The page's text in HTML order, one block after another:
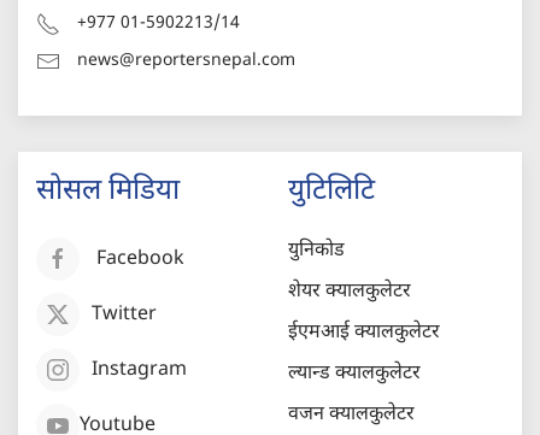
+977 01-5902213/14
news@reportersnepal.com
सोसल मिडिया
Facebook
Twitter
Instagram
Youtube
युटिलिटि
युनिकोड
शेयर क्यालकुलेटर
ईएमआई क्यालकुलेटर
ल्यान्ड क्यालकुलेटर
वजन क्यालकुलेटर